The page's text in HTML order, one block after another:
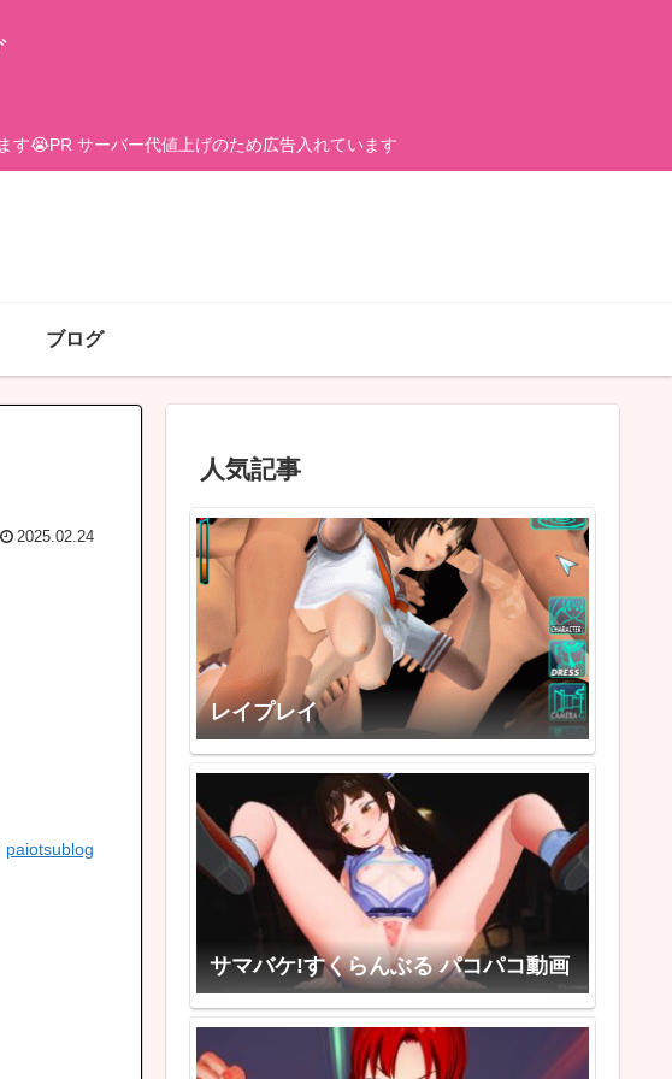
す😭PR サーバー代値上げのため広告入れています
ブログ
2025.02.24
paiotsublog
人気記事
レイプレイ
サマバケ!すくらんぶる パコパコ動画